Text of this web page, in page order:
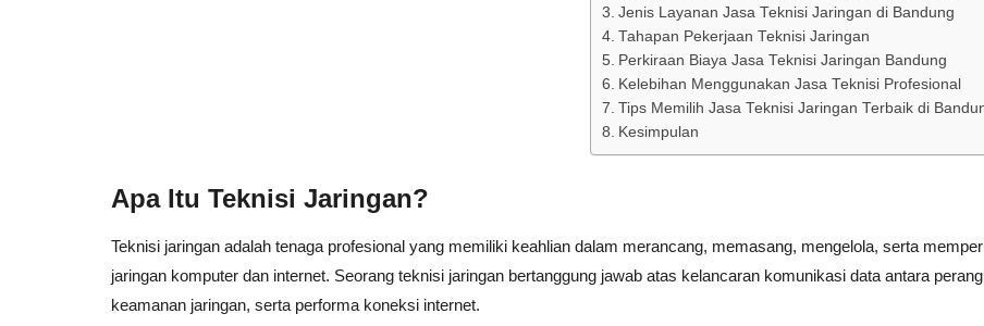
Jenis Layanan Jasa Teknisi Jaringan di Bandung
Tahapan Pekerjaan Teknisi Jaringan
Perkiraan Biaya Jasa Teknisi Jaringan Bandung
Kelebihan Menggunakan Jasa Teknisi Profesional
Tips Memilih Jasa Teknisi Jaringan Terbaik di
Kesimpulan
Apa Itu Teknisi Jaringan?
Teknisi jaringan adalah tenaga profesional yang memiliki keahlian dalam merancang, memasang, mengelola, serta
jaringan komputer dan internet. Seorang teknisi jaringan bertanggung jawab atas kelancaran komunikasi data antara
keamanan jaringan, serta performa koneksi internet.